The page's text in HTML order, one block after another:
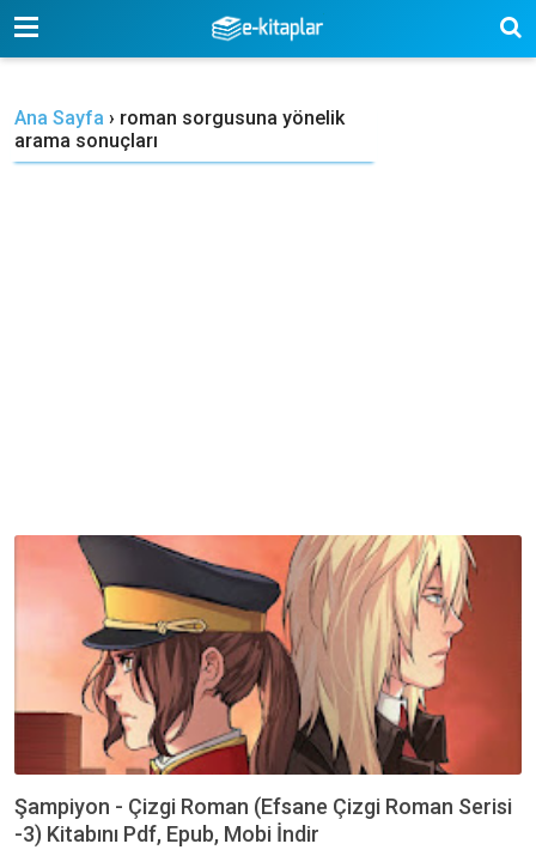
-->
Ana Sayfa › roman sorgusuna yönelik
arama sonuçları
Şampiyon - Çizgi Roman (Efsane Çizgi Roman Serisi
-3) Kitabını Pdf, Epub, Mobi İndir